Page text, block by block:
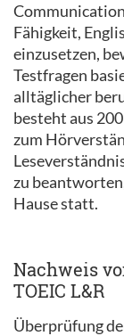
Fähigkeit,
einzusetzen,
Testfragen
alltäglicher
besteht aus
zum
zu
Hause statt.
Nachweis
TOEIC L&R
Überprüfung